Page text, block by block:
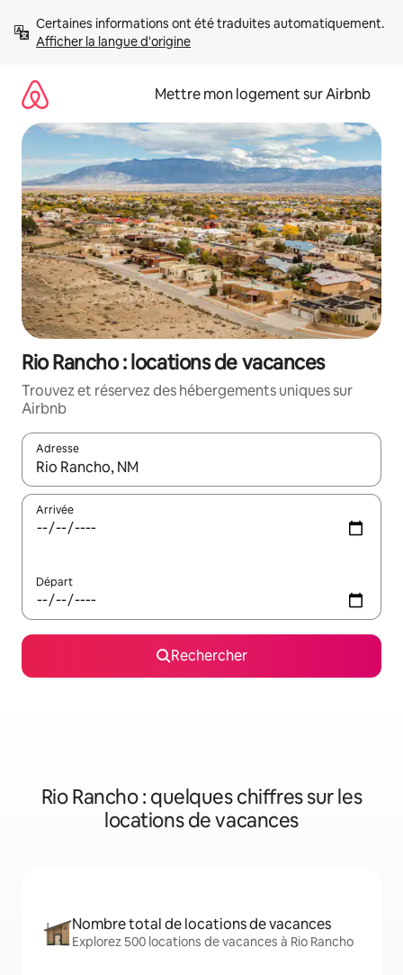
directement
Afficher la langue d'origine
Mettre mon logement sur Airbnb
Rio Rancho : locations de vacances
Trouvez et réservez des hébergements uniques sur
Airbnb
Adresse
Lorsque les résultats s'affichent, utilisez les flèches vers le
Arrivée
Départ
Rechercher
Rio Rancho : quelques chiffres sur les
locations de vacances
Nombre total de locations de vacances
Explorez 500 locations de vacances à Rio Rancho